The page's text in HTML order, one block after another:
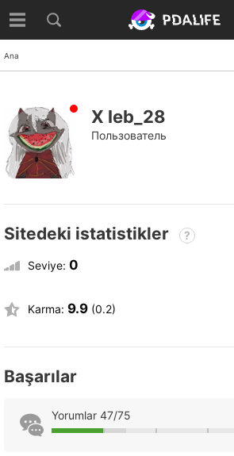
Ana
X leb_28
Пользователь
Sitedeki istatistikler ?
Seviye: 0
Karma: 9.9 (0.2)
Başarılar
Yorumlar 47/75